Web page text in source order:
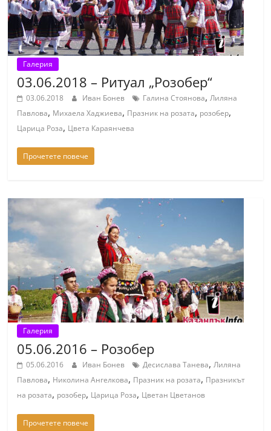
Галерия
03.06.2018 – Ритуал „Розобер“
03.06.2018 Иван Бонев Галина Стоянова,Лиляна
Павлова, Михаела Хаджиева, Празник на розата, розобер,
Царица Роза, Цвета Караянчева
Прочетете повече
Галерия
05.06.2016 – Розобер
05.06.2016 Иван Бонев Десислава Танева,Лиляна
Павлова, Николина Ангелкова, Празник на розата, Празникът
на розата, розобер, Царица Роза, Цветан Цветанов
Прочетете повече